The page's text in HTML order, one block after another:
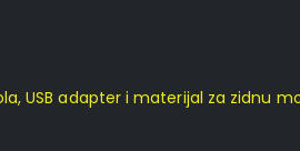
USB adapter i materijal za zidnu